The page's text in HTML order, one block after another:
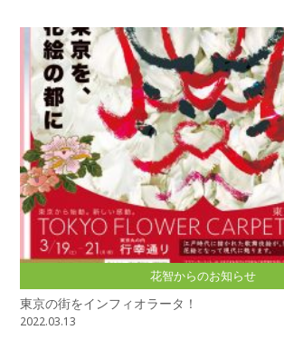
花智からのお知らせ
東京の街をインフィオラータ！
2022.03.13